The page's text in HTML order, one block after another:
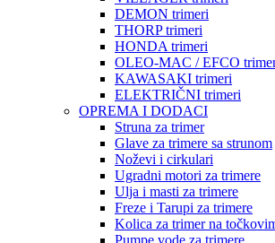
DEMON trimeri
THORP trimeri
HONDA trimeri
OLEO-MAC / EFCO
KAWASAKI trimeri
ELEKTRIČNI trimeri
OPREMA I DODACI
Struna za trimer
Glave za trimere sa strunom
Noževi i cirkulari
Ugradni motori za trimere
Ulja i masti za trimere
Freze i Tarupi za trimere
Kolica za trimer na
Pumpe vode za trimere